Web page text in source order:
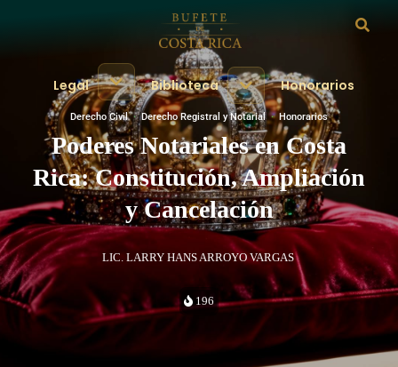
Legal Biblioteca Honorarios
Derecho Civil·Derecho Registral y Notarial· Honorarios
Poderes Notariales en Costa
Rica: Constitución, Ampliación
y Cancelación
LIC. LARRY HANS ARROYO VARGAS
196